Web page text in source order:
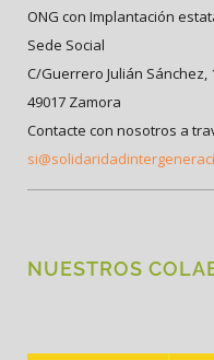
ONG con Implantación
Sede Social
C/Guerrero Julián Sánchez,
49017 Zamora
Contacte con nosotros a
NUESTROS